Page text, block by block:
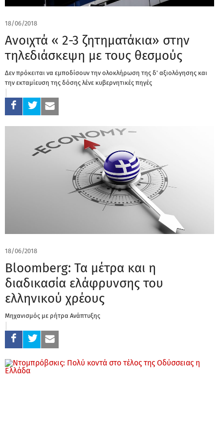
18/06/2018
Aνοιχτά « 2-3 ζητηματάκια» στην
τηλεδιάσκεψη με τους θεσμούς
Δεν πρόκειται να εμποδίσουν την ολοκλήρωση της δ' αξιολόγησης και
την εκταμίευση της δόσης λένε κυβερνητικές πηγές
18/06/2018
Bloomberg: Τα μέτρα και η
διαδικασία ελάφρυνσης του
ελληνικού χρέους
Μηχανισμός με ρήτρα Ανάπτυξης